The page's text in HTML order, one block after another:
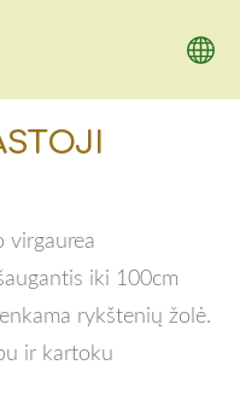
virgaurea
iki 100cm
rykštenių žolė.
ir kartoku